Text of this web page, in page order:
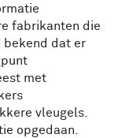
fabrikanten die
bekend dat er
met
vleugels.
opgedaan.